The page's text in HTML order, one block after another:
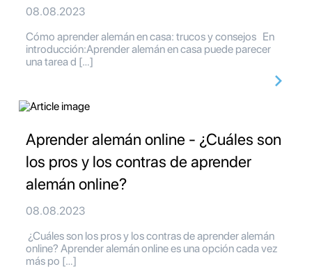
08.08.2023
Cómo aprender alemán en casa: trucos y consejos En
introducción:Aprender alemán en casa puede parecer
una tarea d […]
Aprender alemán online - ¿Cuáles son
los pros y los contras de aprender
alemán online?
08.08.2023
¿Cuáles son los pros y los contras de aprender alemán
online? Aprender alemán online es una opción cada vez
más po […]